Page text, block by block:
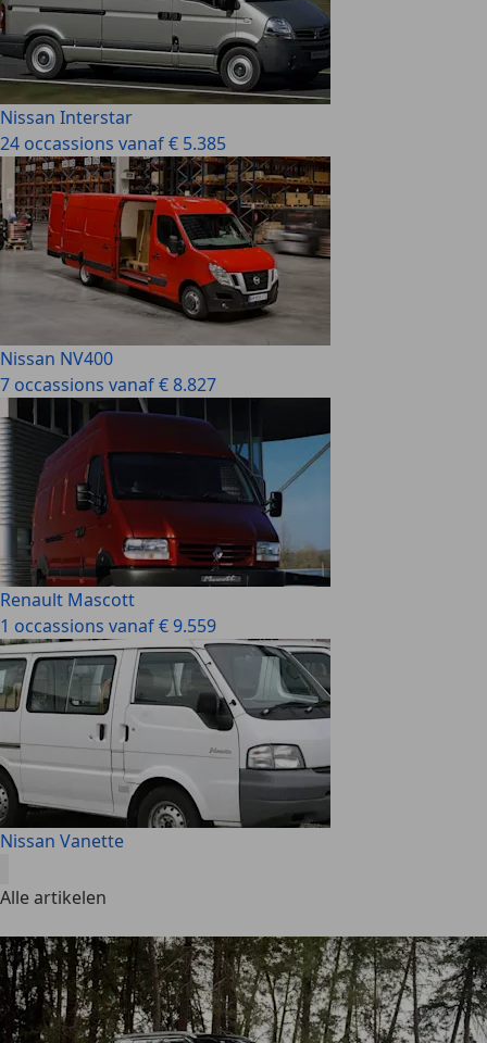
Nissan Interstar
24 occassions vanaf € 5.385
Nissan NV400
7 occassions vanaf € 8.827
Renault Mascott
1 occassions vanaf € 9.559
Nissan Vanette
Alle artikelen